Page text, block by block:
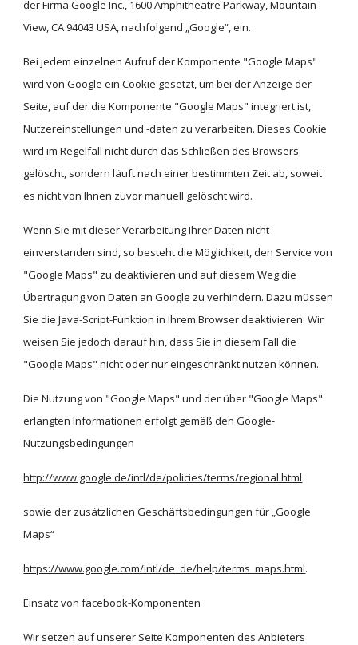
der Firma Google Inc., 1600 Amphitheatre Parkway, Mountain
View, CA 94043 USA, nachfolgend „Google“, ein.
Bei jedem einzelnen Aufruf der Komponente "Google Maps"
wird von Google ein Cookie gesetzt, um bei der Anzeige der
Seite, auf der die Komponente "Google Maps" integriert ist,
Nutzereinstellungen und -daten zu verarbeiten. Dieses Cookie
wird im Regelfall nicht durch das Schließen des Browsers
gelöscht, sondern läuft nach einer bestimmten Zeit ab, soweit
es nicht von Ihnen zuvor manuell gelöscht wird.
Wenn Sie mit dieser Verarbeitung Ihrer Daten nicht
einverstanden sind, so besteht die Möglichkeit, den Service von
"Google Maps" zu deaktivieren und auf diesem Weg die
Übertragung von Daten an Google zu verhindern. Dazu müssen
Sie die Java-Script-Funktion in Ihrem Browser deaktivieren. Wir
weisen Sie jedoch darauf hin, dass Sie in diesem Fall die
"Google Maps" nicht oder nur eingeschränkt nutzen können.
Die Nutzung von "Google Maps" und der über "Google Maps"
erlangten Informationen erfolgt gemäß den Google-
Nutzungsbedingungen
http://www.google.de/intl/de/policies/terms/regional.html
sowie der zusätzlichen Geschäftsbedingungen für „Google
Maps“
https://www.google.com/intl/de_de/help/terms_maps.html.
Einsatz von facebook-Komponenten
Wir setzen auf unserer Seite Komponenten des Anbieters